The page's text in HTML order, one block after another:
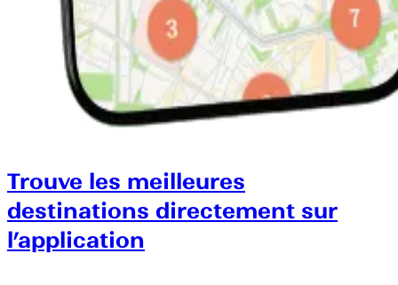
Trouve les meilleures
destinations directement sur
l’application